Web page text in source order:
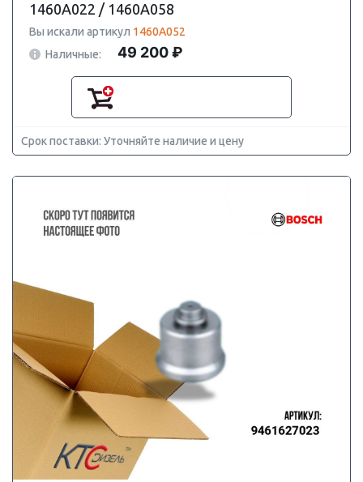
1460A022 / 1460A058
Вы искали артикул 1460A052
Наличные:
49 200 ₽
Срок поставки: Уточняйте наличие и цену